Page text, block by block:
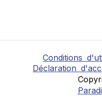
Conditions
Déclaration